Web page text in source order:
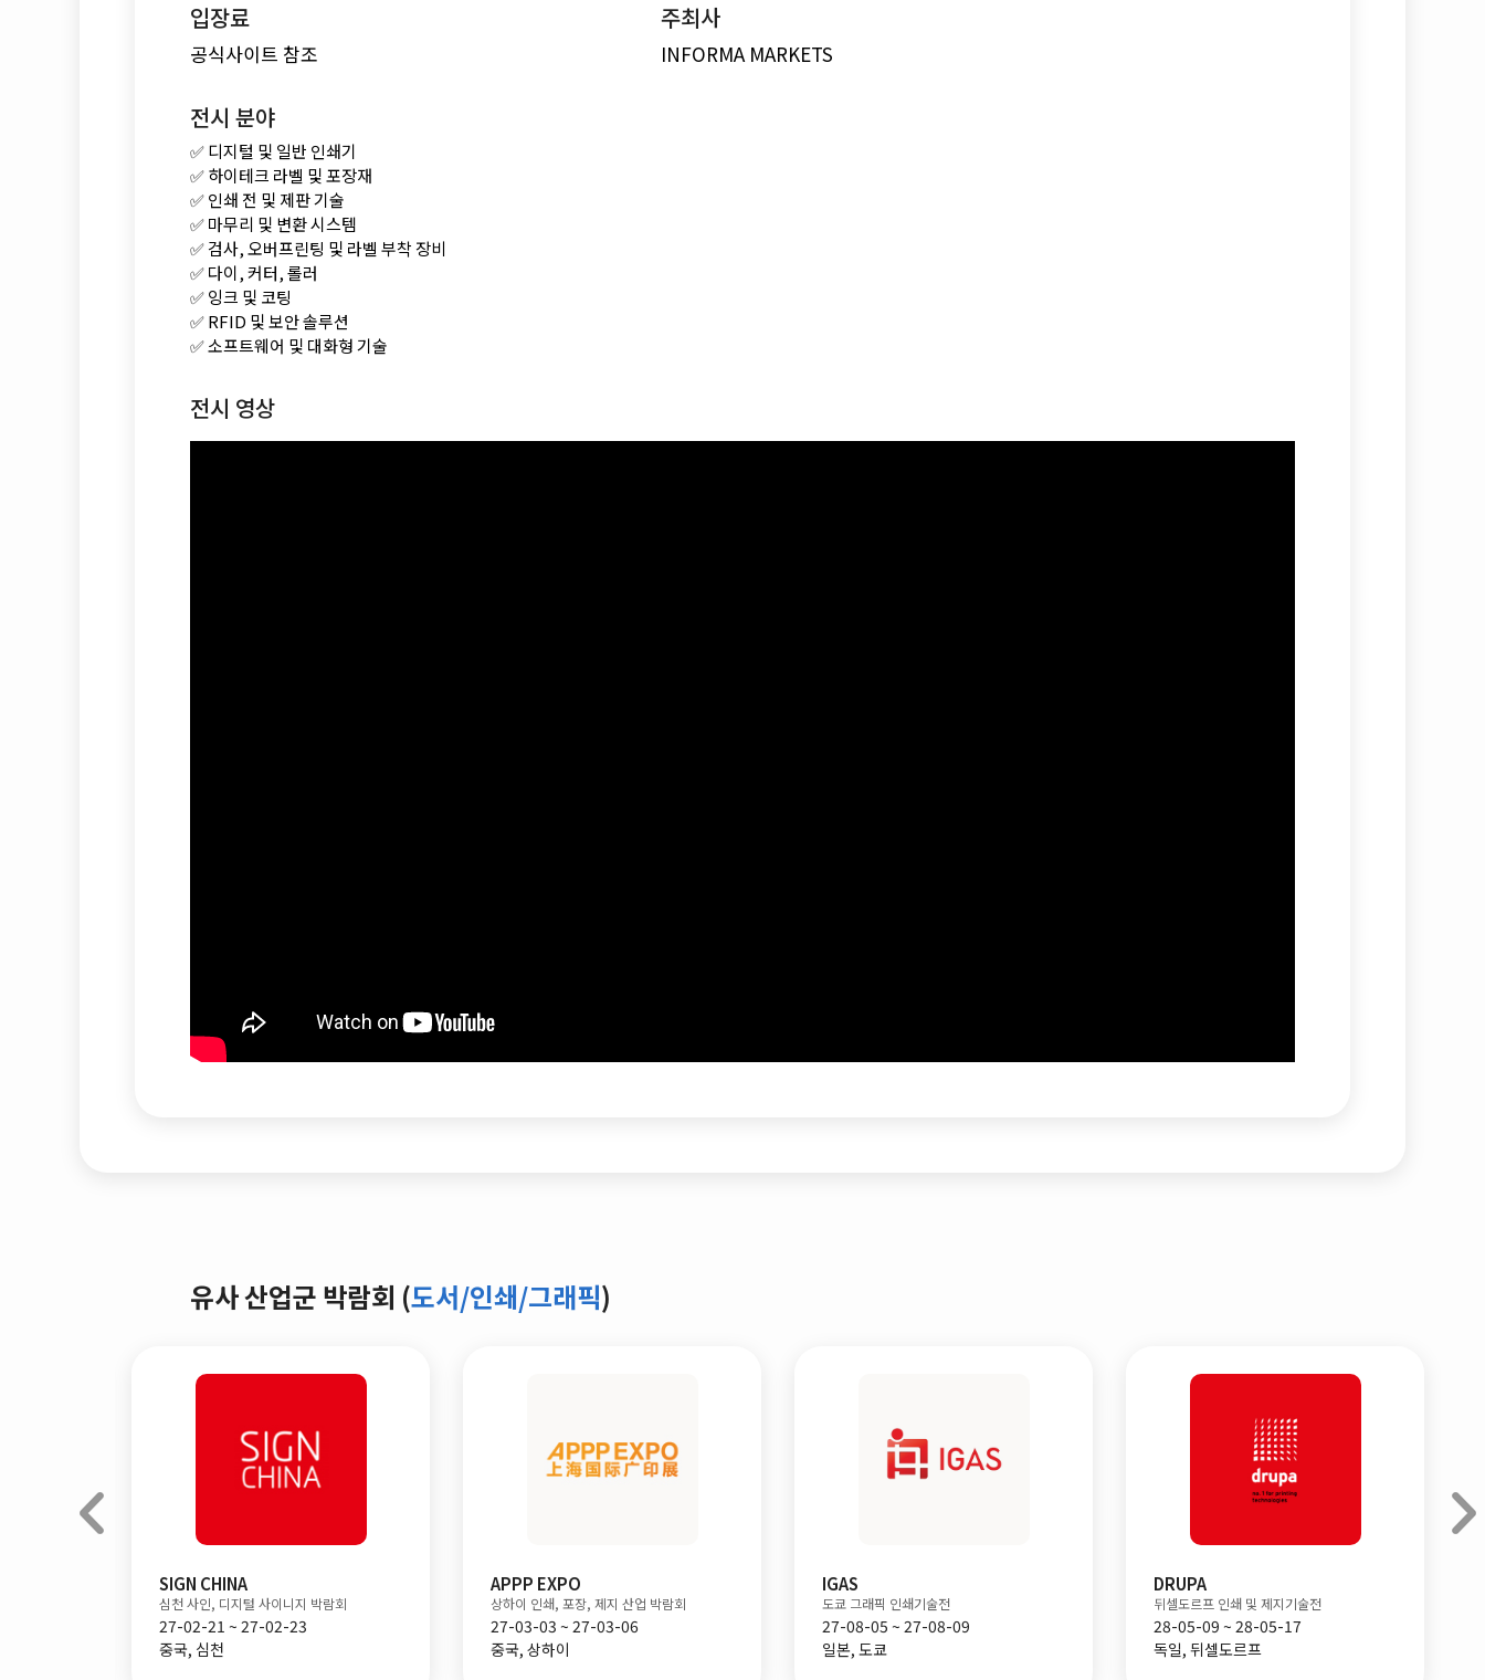
입장료
공식사이트 참조
주최사
INFORMA MARKETS
전시 분야
✅ 디지털 및 일반 인쇄기
✅ 하이테크 라벨 및 포장재
✅ 인쇄 전 및 제판 기술
✅ 마무리 및 변환 시스템
✅ 검사, 오버프린팅 및 라벨 부착 장비
✅ 다이, 커터, 롤러
✅ 잉크 및 코팅
✅ RFID 및 보안 솔루션
✅ 소프트웨어 및 대화형 기술
전시 영상
유사 산업군 박람회 (도서/인쇄/그래픽)
SIGN CHINA
심천 사인, 디지털 사이니지 박람회
27-02-21 ~ 27-02-23
중국, 심천
APPP EXPO
상하이 인쇄, 포장, 제지 산업 박람회
27-03-03 ~ 27-03-06
중국, 상하이
IGAS
도쿄 그래픽 인쇄기술전
27-08-05 ~ 27-08-09
일본, 도쿄
DRUPA
뒤셀도르프 인쇄 및 제지기술전
28-05-09 ~ 28-05-17
독일, 뒤셀도르프